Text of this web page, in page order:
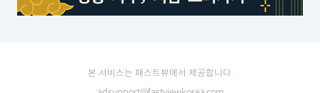
본 서비스는 패스트뷰에서 제공합니다.